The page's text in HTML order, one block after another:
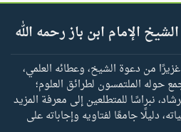
الإمام ابن باز رحمه الله
من دعوة الشيخ، وعطائه العلمي،
حوله الملتمسون لطرائق العلوم؛
نبراسًا للمتطلعين إلى معرفة المزيد
دليلًا جامعًا لفتاويه وإجاباته على